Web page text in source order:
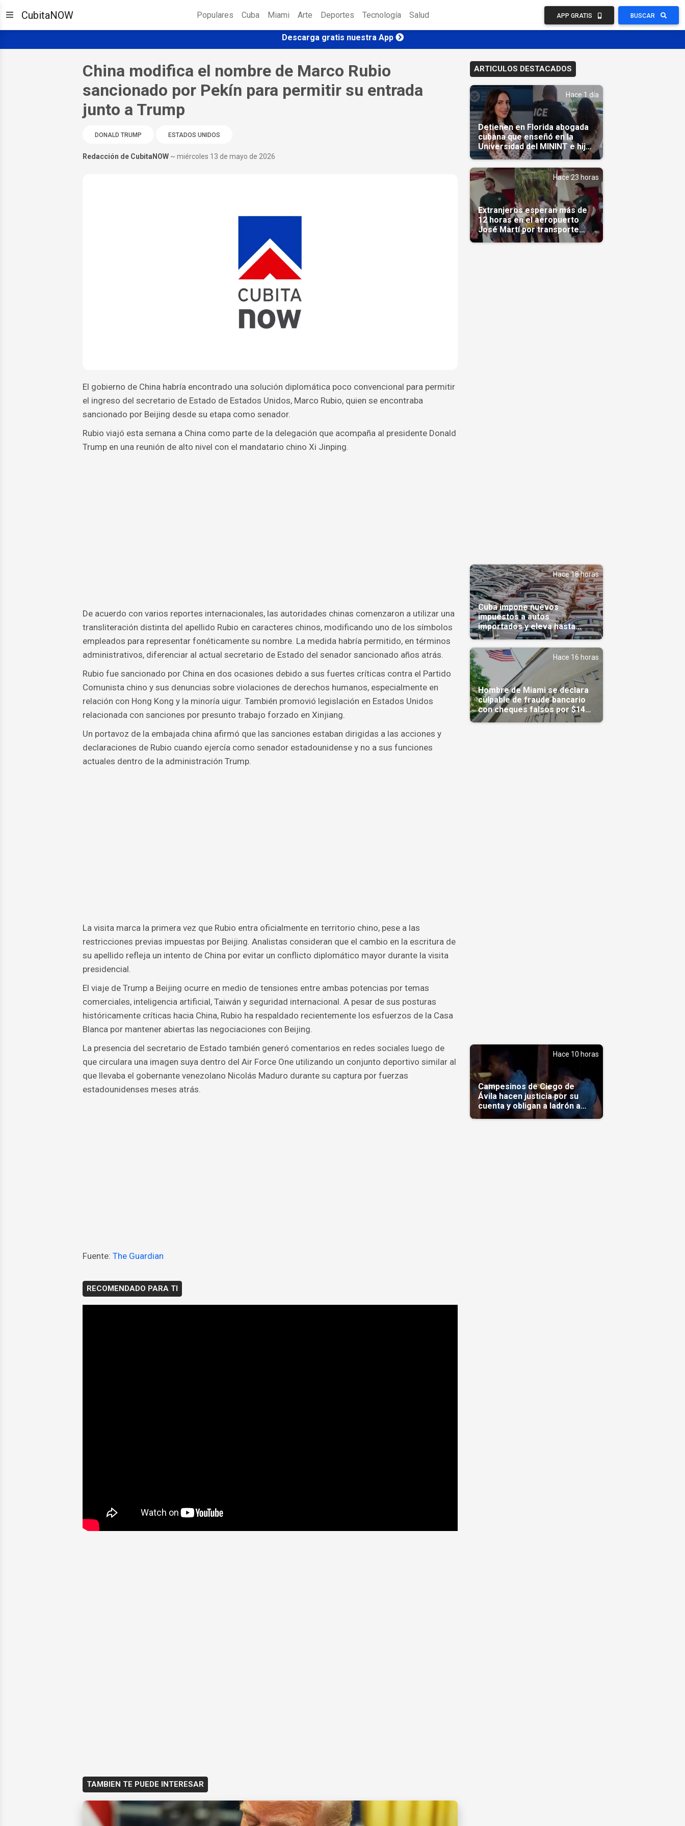
CubitaNOW Populares Cuba Miami Arte Deportes Tecnología Salud APP GRATIS BUSCAR
Descarga gratis nuestra App
China modifica el nombre de Marco Rubio
sancionado por Pekín para permitir su entrada
junto a Trump
DONALD TRUMP ESTADOS UNIDOS
Redacción de CubitaNOW ~ miércoles 13 de mayo de 2026
El gobierno de China habría encontrado una solución diplomática poco convencional para permitir
el ingreso del secretario de Estado de Estados Unidos, Marco Rubio, quien se encontraba
sancionado por Beijing desde su etapa como senador.
Rubio viajó esta semana a China como parte de la delegación que acompaña al presidente Donald
Trump en una reunión de alto nivel con el mandatario chino Xi Jinping.
De acuerdo con varios reportes internacionales, las autoridades chinas comenzaron a utilizar una
transliteración distinta del apellido Rubio en caracteres chinos, modificando uno de los símbolos
empleados para representar fonéticamente su nombre. La medida habría permitido, en términos
administrativos, diferenciar al actual secretario de Estado del senador sancionado años atrás.
Rubio fue sancionado por China en dos ocasiones debido a sus fuertes críticas contra el Partido
Comunista chino y sus denuncias sobre violaciones de derechos humanos, especialmente en
relación con Hong Kong y la minoría uigur. También promovió legislación en Estados Unidos
relacionada con sanciones por presunto trabajo forzado en Xinjiang.
Un portavoz de la embajada china afirmó que las sanciones estaban dirigidas a las acciones y
declaraciones de Rubio cuando ejercía como senador estadounidense y no a sus funciones
actuales dentro de la administración Trump.
La visita marca la primera vez que Rubio entra oficialmente en territorio chino, pese a las
restricciones previas impuestas por Beijing. Analistas consideran que el cambio en la escritura de
su apellido refleja un intento de China por evitar un conflicto diplomático mayor durante la visita
presidencial.
El viaje de Trump a Beijing ocurre en medio de tensiones entre ambas potencias por temas
comerciales, inteligencia artificial, Taiwán y seguridad internacional. A pesar de sus posturas
históricamente críticas hacia China, Rubio ha respaldado recientemente los esfuerzos de la Casa
Blanca por mantener abiertas las negociaciones con Beijing.
La presencia del secretario de Estado también generó comentarios en redes sociales luego de
que circulara una imagen suya dentro del Air Force One utilizando un conjunto deportivo similar al
que llevaba el gobernante venezolano Nicolás Maduro durante su captura por fuerzas
estadounidenses meses atrás.
Fuente: The Guardian
RECOMENDADO PARA TI
TAMBIEN TE PUEDE INTERESAR
ARTICULOS DESTACADOS
Hace 1 día
Detienen en Florida abogada
cubana que enseñó en la
Universidad del MININT e hija
de diplomático cubano
Hace 23 horas
Extranjeros esperan más de
12 horas en el aeropuerto
José Martí por transporte
reservado semanas
Hace 18 horas
Cuba impone nuevos
impuestos a autos
importados y eleva hasta
5.000 dólares el gravamen
para vehículos de alta gama
Hace 16 horas
Hombre de Miami se declara
culpable de fraude bancario
con cheques falsos por $14
millones
Hace 10 horas
Campesinos de Ciego de
Ávila hacen justicia por su
cuenta y obligan a ladrón a
comerse el maíz robado